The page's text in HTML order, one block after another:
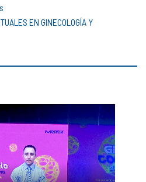
EN GINECOLOGÍA Y